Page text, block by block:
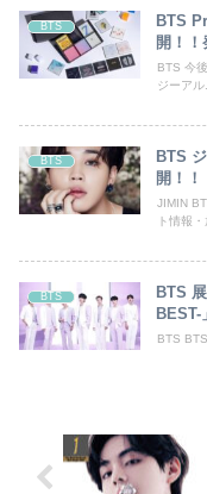
BTS
BTS
開！
BTS 今
ジーアル
BTS
BTS
開！！
JIMIN
ト情報
BTS
BTS
BEST-
BTS